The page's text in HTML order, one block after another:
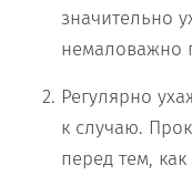
значительно
немаловажно
Регулярно
к случаю.
перед тем,